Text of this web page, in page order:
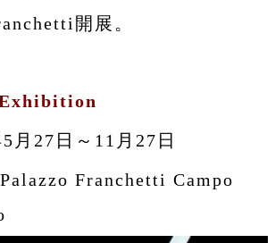
開展。
月27日～11月27日
Franchetti Campo